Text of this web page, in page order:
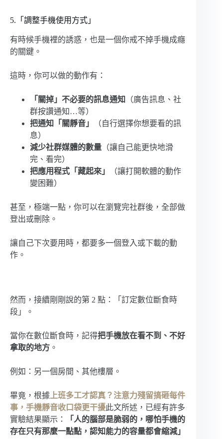
5.「調整手機使用方式」
有時候手機裡的誘惑，也是一個你戒不掉手機成癮
的關鍵。
這時，你可以做的動作有：
「關掉」不必要的訊息通知
（廣告訊息、社
群按讚通知…等）
把通知「關靜音」
（自行選擇你想要看的訊
息）
減少社群媒體的數量 （讓自己能更快地滑
完、看完）
把應用程式「藏起來」
（讓打開軟體的動作
變困難）
甚至，極端一點，你可以在瀏覽完社群後，全部做
登出或刪除。
讓自己下次要用時，都要多一個登入或下載的動
作。
然而，接續剛剛說的第 2 點：「訂定數位斷食時
段」。
當你在數位斷食時，記得把手機放在看不到、不好
拿取的地方 。
例如：另一個房間、其他樓層。
畢竟，根據 上班多工才認真？注意力殘留搞砸每件
事，手機靜音收口袋更干擾此文所述，已經有許多
實驗結果顯示：
「人的腦部是脆弱的，哪怕手機的
存在只有那麼一點點，認知能力的容量都會縮減」